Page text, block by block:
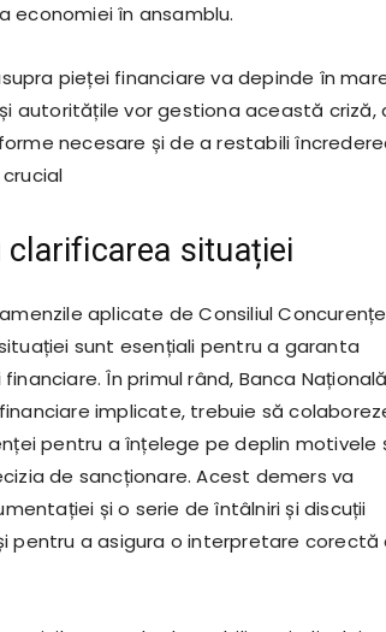
economiei în ansamblu.
pieței financiare va depinde în
autoritățile vor gestiona această criză,
necesare și de a restabili
situației
aplicate de Consiliul
sunt esențiali pentru a garanta
În primul rând, Banca
implicate, trebuie să
pentru a înțelege pe deplin motivele
de sancționare. Acest demers va
și o serie de întâlniri și discuții
pentru a asigura o interpretare corectă